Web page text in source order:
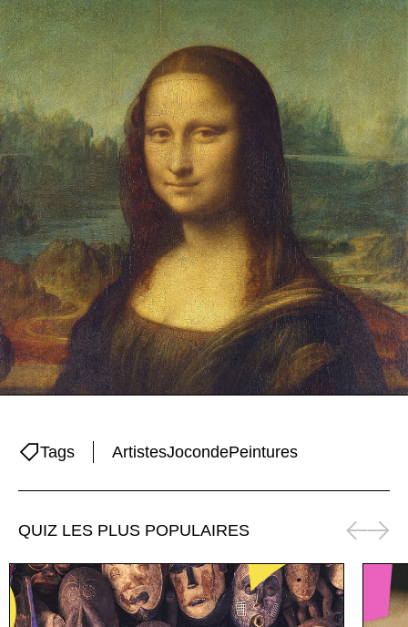
Tags ArtistesJocondePeintures
QUIZ LES PLUS POPULAIRES